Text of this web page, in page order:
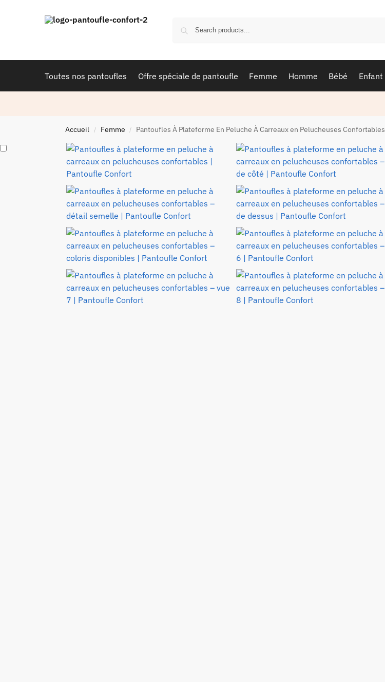
Toutes nos pantoufles Offre spéciale de pantoufle Femme Homme Bébé Enfant
Accueil / Femme / Pantoufles À Plateforme En Peluche À Carreaux en Pelucheuses Confortables